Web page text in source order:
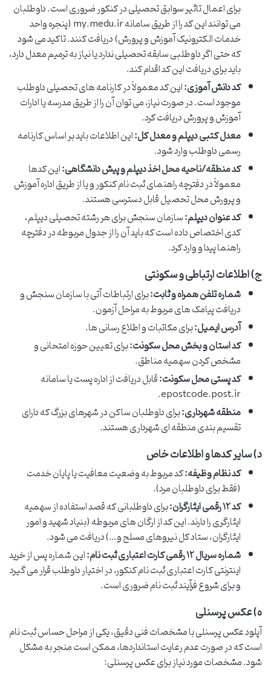
برای اعمال تاثیر سوابق تحصیلی در کنکور ضروری است. داوطلبان
می توانند این کد را از طریق سامانه my.medu.ir (پنجره واحد
خدمات الکترونیک آموزش و پرورش) دریافت کنند. تاکید می شود
که حتی اگر داوطلبی سابقه تحصیلی ندارد یا نیاز به ترمیم معدل دارد،
باید برای دریافت این کد اقدام کند.
کد دانش آموزی:این کد معمولاً در کارنامه های تحصیلی داوطلب
موجود است. در صورت نیاز، می توان آن را از طریق مدرسه یا ادارات
آموزش و پرورش دریافت کرد.
معدل کتبی دیپلم و معدل کل:این اطلاعات باید بر اساس کارنامه
رسمی داوطلب وارد شود.
کد منطقه/ناحیه محل اخذ دیپلم و پیش دانشگاهی:این کدها
معمولاً در دفترچه راهنمای ثبت نام کنکور و یا از طریق اداره آموزش
و پرورش محل تحصیل قابل دسترسی هستند.
کد عنوان دیپلم:سازمان سنجش برای هر رشته تحصیلی دیپلم،
کدی اختصاص داده است که باید آن را از جدول مربوطه در دفترچه
راهنما پیدا و وارد کرد.
ج) اطلاعات ارتباطی و سکونتی
شماره تلفن همراه و ثابت:برای ارتباطات آتی با سازمان سنجش و
دریافت پیامک های مربوط به مراحل آزمون.
آدرس ایمیل:برای مکاتبات و اطلاع رسانی ها.
کد استان و بخش محل سکونت:برای تعیین حوزه امتحانی و
مشخص کردن سهمیه مناطق.
کد پستی محل سکونت:قابل دریافت از اداره پست یا سامانه
epostcode.post.ir.
منطقه شهرداری:برای داوطلبان ساکن در شهرهای بزرگ که دارای
تقسیم بندی منطقه ای شهرداری هستند.
د) سایر کدها و اطلاعات خاص
کد نظام وظیفه:کد مربوط به وضعیت معافیت یا پایان خدمت
(فقط برای داوطلبان مرد).
کد ۱۲ رقمی ایثارگران:
برای داوطلبانی که قصد استفاده از سهمیه
ایثارگری را دارند. این کد از ارگان های مربوطه (بنیاد شهید و امور
ایثارگران، ستاد کل نیروهای مسلح و…) دریافت می شود.
شماره سریال ۱۲ رقمی کارت اعتباری ثبت نام:
این شماره پس از خرید
اینترنتی کارت اعتباری ثبت نام کنکور، در اختیار داوطلب قرار می گیرد
و برای شروع فرآیند ثبت نام ضروری است.
ه) عکس پرسنلی
آپلود عکس پرسنلی با مشخصات فنی دقیق، یکی از مراحل حساس ثبت نام
است که در صورت عدم رعایت استانداردها، ممکن است منجر به مشکل
شود. مشخصات مورد نیاز برای عکس پرسنلی: